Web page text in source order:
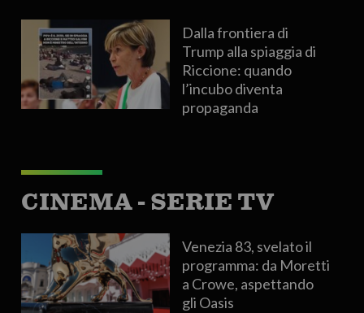
Dalla frontiera di
Trump alla spiaggia di
Riccione: quando
l’incubo diventa
propaganda
CINEMA - SERIE TV
Venezia 83, svelato il
programma: da Moretti
a Crowe, aspettando
gli Oasis